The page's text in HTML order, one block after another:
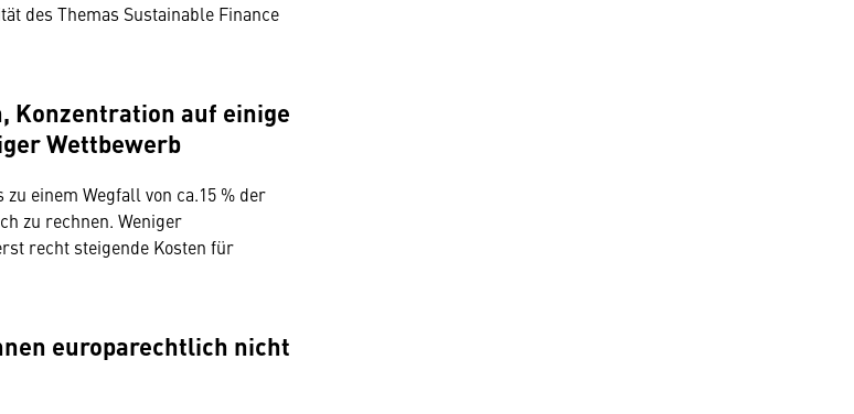
des Themas Sustainable Finance
Konzentration auf einige
Wettbewerb
einem Wegfall von ca.15 % der
zu rechnen. Weniger
recht steigende Kosten für
europarechtlich nicht